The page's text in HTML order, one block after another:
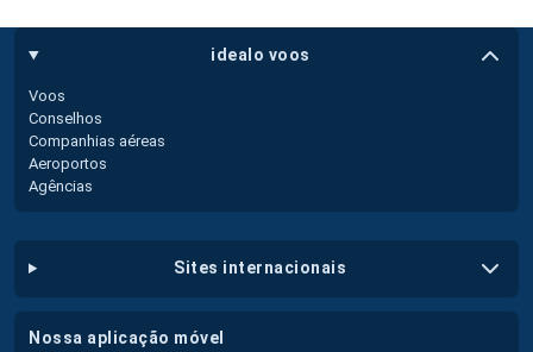
idealo voos
Voos
Conselhos
Companhias aéreas
Aeroportos
Agências
sites internacionais
nossa aplicação móvel